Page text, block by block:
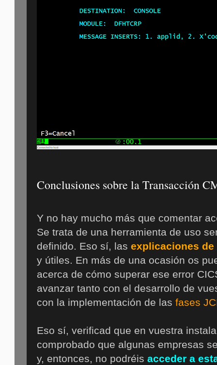
Conclusiones sobre la Transacción
Y no hay mucho más que comentar
Se trata de una herramienta de uso
definido. Eso sí, las explicaciones
y útiles. En más de una ocasión os
acerca de cómo superar ese error
avanzar tanto con el desarrollo de
con la implementación de las fases
Eso sí, verificad que en vuestra
comprobado que algunas empresas
y, entonces, no podréis acceder a